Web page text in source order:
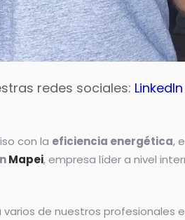
redes sociales: LinkedIn
con la eficiencia energética,
Mapei, empresa líder a nivel
varios de nuestros